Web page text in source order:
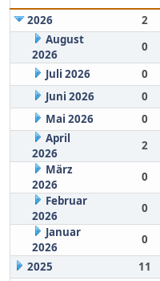
2026
2
August
2026
0
Juli 2026
0
Juni 2026
0
Mai 2026
0
April
2026
2
März
2026
0
Februar
2026
0
Januar
2026
0
2025
11